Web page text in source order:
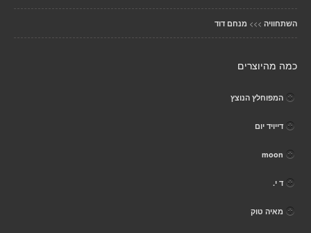
השתחוויה >>> מנחם דוד
כמה מהיוצרים
המפוחלץ הנוצץ
דייויד יום
moon
ד י.
מאיה טוק